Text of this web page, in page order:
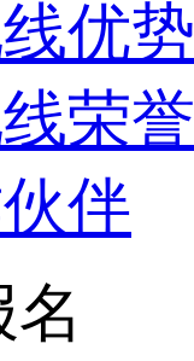
优势
荣誉
伴